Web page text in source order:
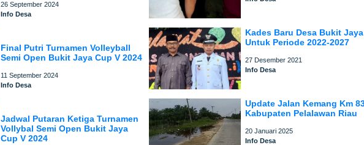
26 September 2024
Info Desa
Final Putri Turnamen Volleyball
Semi Open Bukit Jaya Cup V 2024
11 September 2024
Info Desa
Jadwal Putaran Ketiga Turnamen
Vollybal Semi Open Bukit Jaya
Cup V 2024
Kades Baru Desa Bukit
Untuk Periode 2022-2027
27 Desember 2021
Info Desa
Update Jalan Kemang Km
Kabupaten Pelalawan Riau
20 Januari 2025
Info Desa